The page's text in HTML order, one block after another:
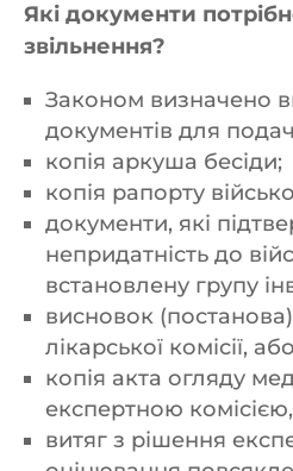
Які документи
звільнення?
Законом визначено
документів для
копія аркуша бесіди;
копія рапорту
документи, які
непридатність до
встановлену групу
висновок
лікарської комісії, або
копія акта огляду
експертною
витяг з рішення